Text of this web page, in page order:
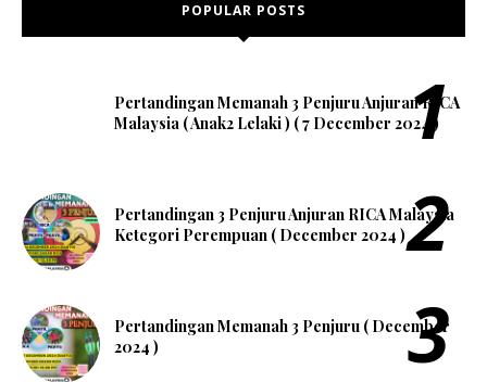
POPULAR POSTS
Pertandingan Memanah 3 Penjuru Anjuran RICA
Malaysia ( Anak2 Lelaki ) ( 7 December 2024 )
Pertandingan 3 Penjuru Anjuran RICA Malaysia
Ketegori Perempuan ( December 2024 )
Pertandingan Memanah 3 Penjuru ( December
2024 )